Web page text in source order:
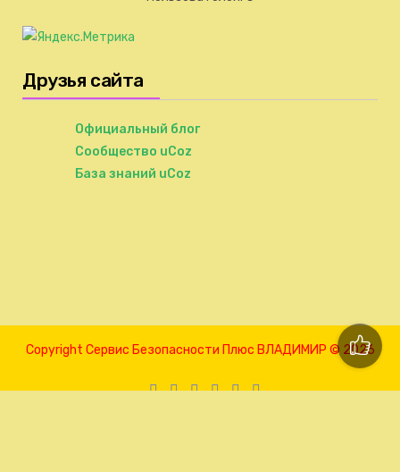
Друзья сайта
Официальный блог
Сообщество uCoz
База знаний uCoz
Copyright Сервис Безопасности Плюс ВЛАДИМИР © 2026